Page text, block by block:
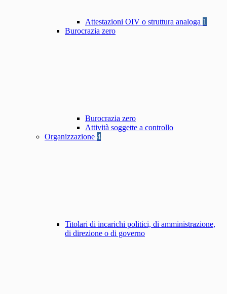
Attestazioni OIV o struttura analoga 1
Burocrazia zero
Burocrazia zero
Attività soggette a controllo
Organizzazione 4
Titolari di incarichi politici, di amministrazione,
di direzione o di governo